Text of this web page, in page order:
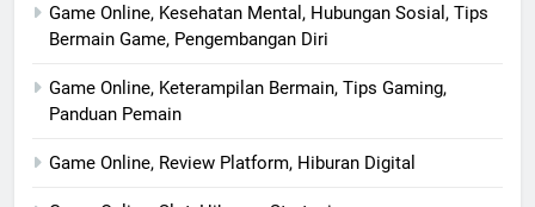
Game Online, Kesehatan Mental, Hubungan Sosial, Tips
Bermain Game, Pengembangan Diri
Game Online, Keterampilan Bermain, Tips Gaming,
Panduan Pemain
Game Online, Review Platform, Hiburan Digital